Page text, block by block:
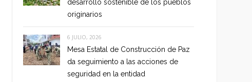
desarrollo sostenible de los pueblos
originarios
6 JULIO, 2026
Mesa Estatal de Construcción de Paz
da seguimiento a las acciones de
seguridad en la entidad